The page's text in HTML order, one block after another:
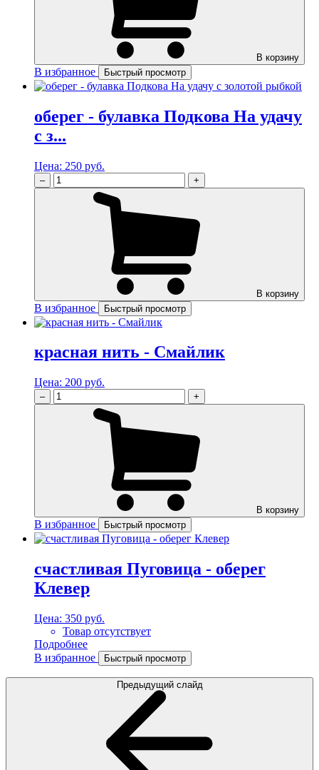
В корзину
В избранное Быстрый просмотр
оберег - булавка Подкова На удачу
с з...
Цена: 250 руб.
– +
В корзину
В избранное Быстрый просмотр
красная нить - Смайлик
Цена: 200 руб.
– +
В корзину
В избранное Быстрый просмотр
счастливая Пуговица - оберег
Клевер
Цена: 350 руб.
Товар отсутствует
Подробнее
В избранное
Быстрый просмотр
Предыдущий слайд